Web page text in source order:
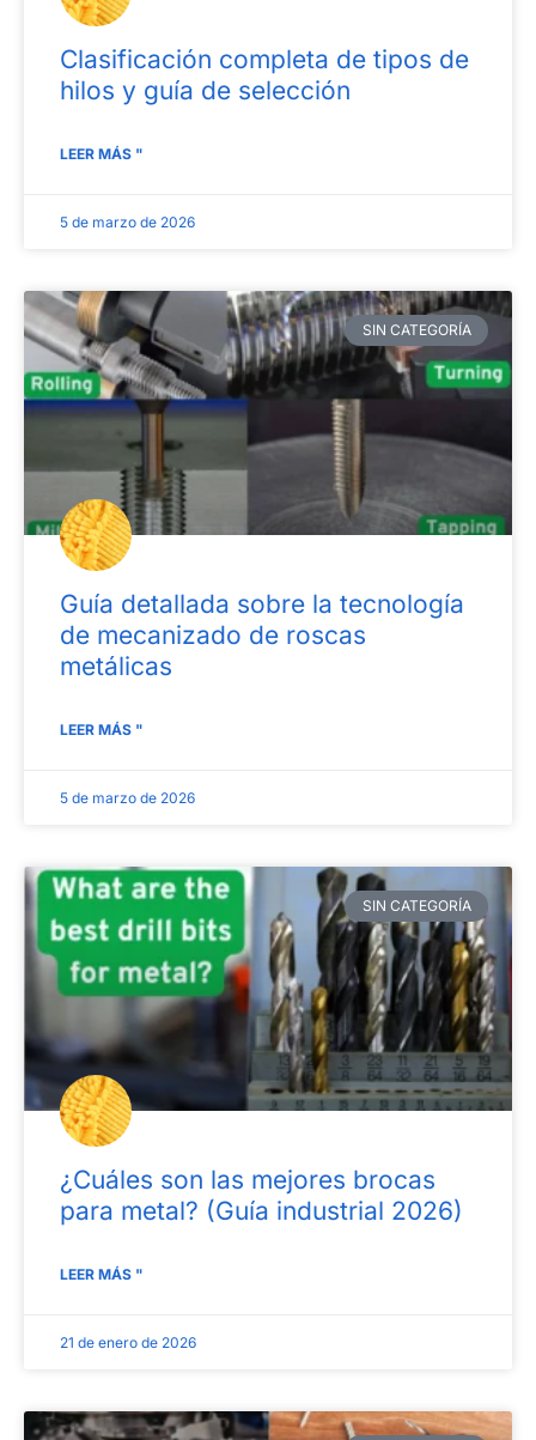
Clasificación completa de tipos de
hilos y guía de selección
LEER MÁS "
5 de marzo de 2026
SIN CATEGORÍA
Guía detallada sobre la tecnología
de mecanizado de roscas
metálicas
LEER MÁS "
5 de marzo de 2026
SIN CATEGORÍA
¿Cuáles son las mejores brocas
para metal? (Guía industrial 2026)
LEER MÁS "
21 de enero de 2026